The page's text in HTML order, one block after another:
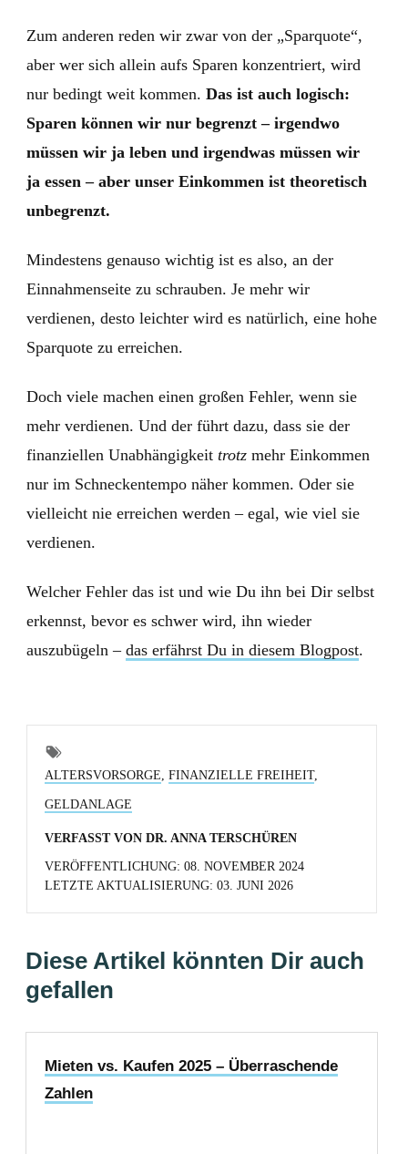
Zum anderen reden wir zwar von der „Sparquote“,
aber wer sich allein aufs Sparen konzentriert, wird
nur bedingt weit kommen. Das ist auch logisch:
Sparen können wir nur begrenzt – irgendwo
müssen wir ja leben und irgendwas müssen wir
ja essen – aber unser Einkommen ist theoretisch
unbegrenzt.
Mindestens genauso wichtig ist es also, an der
Einnahmenseite zu schrauben. Je mehr wir
verdienen, desto leichter wird es natürlich, eine hohe
Sparquote zu erreichen.
Doch viele machen einen großen Fehler, wenn sie
mehr verdienen. Und der führt dazu, dass sie der
finanziellen Unabhängigkeit trotz mehr Einkommen
nur im Schneckentempo näher kommen. Oder sie
vielleicht nie erreichen werden – egal, wie viel sie
verdienen.
Welcher Fehler das ist und wie Du ihn bei Dir selbst
erkennst, bevor es schwer wird, ihn wieder
auszubügeln – das erfährst Du in diesem Blogpost.
ALTERSVORSORGE FINANZIELLE FREIHEIT,
GELDANLAGE
VERFASST VON DR. ANNA TERSCHÜREN
VERÖFFENTLICHUNG: 08. NOVEMBER 2024
LETZTE AKTUALISIERUNG: 03. JUNI 2026
Diese Artikel könnten Dir auch
gefallen
Mieten vs. Kaufen 2025 – Überraschende
Zahlen